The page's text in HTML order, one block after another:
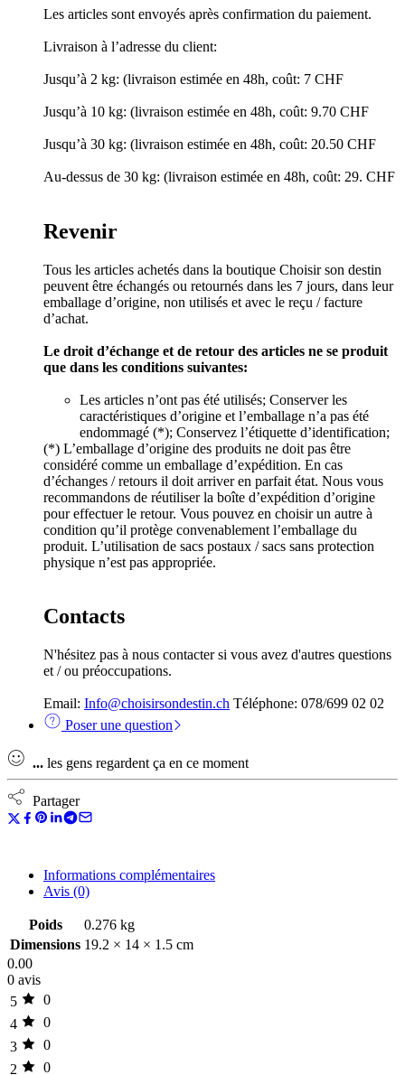
Les articles sont envoyés après confirmation du paiement.
Livraison à l’adresse du client:
Jusqu’à 2 kg: (livraison estimée en 48h, coût: 7 CHF
Jusqu’à 10 kg: (livraison estimée en 48h, coût: 9.70 CHF
Jusqu’à 30 kg: (livraison estimée en 48h, coût: 20.50 CHF
Au-dessus de 30 kg: (livraison estimée en 48h, coût: 29. CHF
Revenir
Tous les articles achetés dans la boutique Choisir son destin
peuvent être échangés ou retournés dans les 7 jours, dans leur
emballage d’origine, non utilisés et avec le reçu / facture
d’achat.
Le droit d’échange et de retour des articles ne se produit
que dans les conditions suivantes:
Les articles n’ont pas été utilisés; Conserver les
caractéristiques d’origine et l’emballage n’a pas été
endommagé (*); Conservez l’étiquette d’identification;
(*) L’emballage d’origine des produits ne doit pas être
considéré comme un emballage d’expédition. En cas
d’échanges / retours il doit arriver en parfait état. Nous vous
recommandons de réutiliser la boîte d’expédition d’origine
pour effectuer le retour. Vous pouvez en choisir un autre à
condition qu’il protège convenablement l’emballage du
produit. L’utilisation de sacs postaux / sacs sans protection
physique n’est pas appropriée.
Contacts
N'hésitez pas à nous contacter si vous avez d'autres questions
et / ou préoccupations.
Email: Info@choisirsondestin.ch Téléphone: 078/699 02 02
Poser une question
... les gens regardent ça en ce moment
Partager
Informations complémentaires
Avis (0)
Poids
0.276 kg
Dimensions 19.2 × 14 × 1.5 cm
0.00
0 avis
5
0
4
0
3
0
2
0